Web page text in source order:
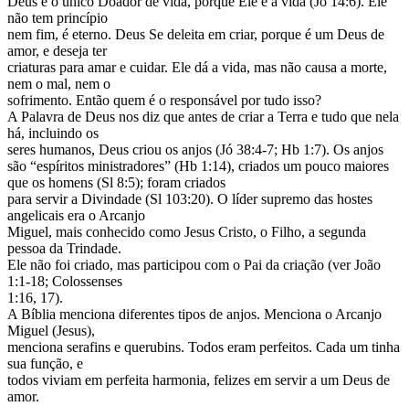
não tem princípio
nem fim, é eterno. Deus Se deleita em criar, porque é um Deus de
amor, e deseja ter
criaturas para amar e cuidar. Ele dá a vida, mas não causa a morte,
nem o mal, nem o
sofrimento. Então quem é o responsável por tudo isso?
A Palavra de Deus nos diz que antes de criar a Terra e tudo que nela
há, incluindo os
seres humanos, Deus criou os anjos (Jó 38:4-7; Hb 1:7). Os anjos
são “espíritos ministradores” (Hb 1:14), criados um pouco maiores
que os homens (Sl 8:5); foram criados
para servir a Divindade (Sl 103:20). O líder supremo das hostes
angelicais era o Arcanjo
Miguel, mais conhecido como Jesus Cristo, o Filho, a segunda
pessoa da Trindade.
Ele não foi criado, mas participou com o Pai da criação (ver João
1:1-18; Colossenses
1:16, 17).
A Bíblia menciona diferentes tipos de anjos. Menciona o Arcanjo
Miguel (Jesus),
menciona serafins e querubins. Todos eram perfeitos. Cada um tinha
sua função, e
todos viviam em perfeita harmonia, felizes em servir a um Deus de
amor.